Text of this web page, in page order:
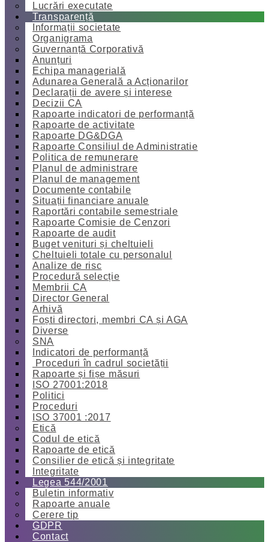
Lucrări executate
Transparență
Informații societate
Organigrama
Guvernanță Corporativă
Anunțuri
Echipa managerială
Adunarea Generală a Acționarilor
Declarații de avere și interese
Decizii CA
Rapoarte indicatori de performanță
Rapoarte de activitate
Rapoarte DG&DGA
Rapoarte Consiliul de Administratie
Politica de remunerare
Planul de administrare
Planul de management
Documente contabile
Situații financiare anuale
Raportări contabile semestriale
Rapoarte Comisie de Cenzori
Rapoarte de audit
Buget venituri și cheltuieli
Cheltuieli totale cu personalul
Analize de risc
Procedură selecție
Membrii CA
Director General
Arhivă
Foști directori, membri CA și AGA
Diverse
SNA
Indicatori de performanță
Proceduri în cadrul societății
Rapoarte și fișe măsuri
ISO 27001:2018
Politici
Proceduri
ISO 37001 :2017
Etică
Codul de etică
Rapoarte de etică
Consilier de etică și integritate
Integritate
Legea 544/2001
Buletin informativ
Rapoarte anuale
Cerere tip
GDPR
Contact